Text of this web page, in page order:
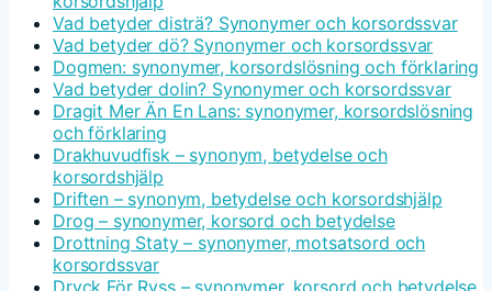
Vad betyder disträ? Synonymer och korsordssvar
Vad betyder dö? Synonymer och korsordssvar
Dogmen: synonymer, korsordslösning och förklaring
Vad betyder dolin? Synonymer och korsordssvar
Dragit Mer Än En Lans: synonymer, korsordslösning
och förklaring
Drakhuvudfisk – synonym, betydelse och
korsordshjälp
Driften – synonym, betydelse och korsordshjälp
Drog – synonymer, korsord och betydelse
Drottning Staty – synonymer, motsatsord och
korsordssvar